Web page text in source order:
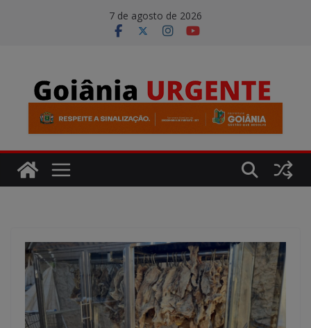
7 de agosto de 2026
modal-check